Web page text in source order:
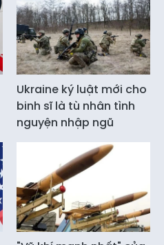
Ukraine ký luật mới cho
binh sĩ là tù nhân tình
nguyện nhập ngũ